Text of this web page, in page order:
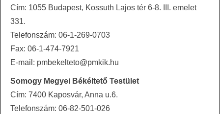
Cím: 1055 Budapest, Kossuth Lajos tér 6-8. III. emelet
331.
Telefonszám: 06-1-269-0703
Fax: 06-1-474-7921
E-mail: pmbekelteto@pmkik.hu
Somogy Megyei Békéltető Testület
Cím: 7400 Kaposvár, Anna u.6.
Telefonszám: 06-82-501-026